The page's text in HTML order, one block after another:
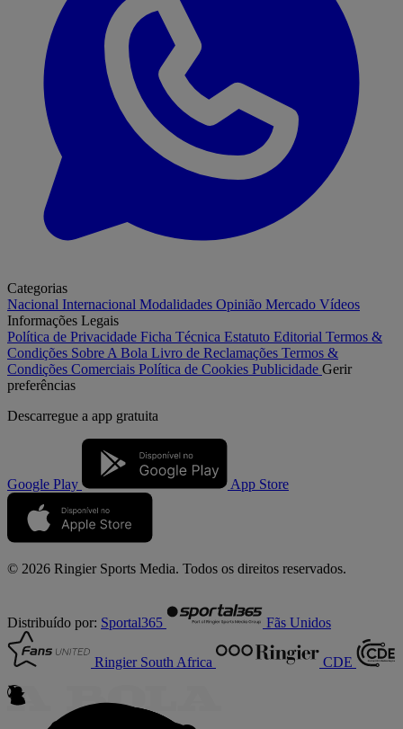
Categorias
Nacional Internacional Modalidades Opinião Mercado Vídeos
Informações Legais
Política de Privacidade Ficha Técnica Estatuto Editorial Termos &
Condições Sobre A Bola Livro de Reclamações Termos &
Condições Comerciais Política de Cookies Publicidade Gerir
preferências
Descarregue a app gratuita
Google Play App Store
© 2026 Ringier Sports Media. Todos os direitos reservados.
Distribuído por: Sportal365 Fãs Unidos
Ringier South Africa CDE